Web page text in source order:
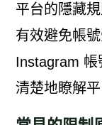
平台的隱藏
有效避免帳
Instagram 帳
清楚地瞭解